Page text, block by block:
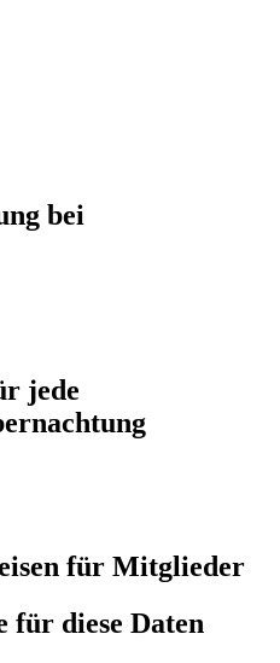
bei
jede
für Mitglieder
für diese Daten